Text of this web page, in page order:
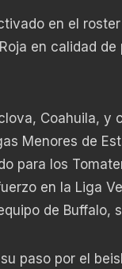
en el
en calidad
Coahuila, y
Menores de
para los
en la Liga
de Buffalo,
paso por el